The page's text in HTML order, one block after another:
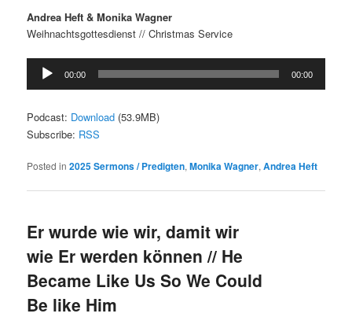
Andrea Heft & Monika Wagner
Weihnachtsgottesdienst // Christmas Service
Audio
Player
00:00 00:00
Podcast: Download (53.9MB)
Subscribe: RSS
Posted in 2025 Sermons / Predigten,Monika Wagner,Andrea Heft
Er wurde wie wir, damit wir
wie Er werden können // He
Became Like Us So We Could
Be like Him